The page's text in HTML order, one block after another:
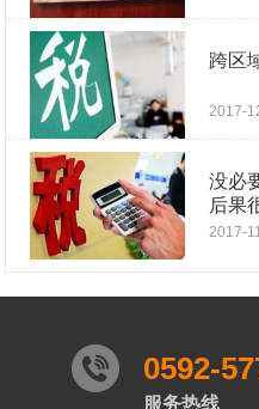
跨区
2017-
没必
后果
2017-
0592-
服务热线